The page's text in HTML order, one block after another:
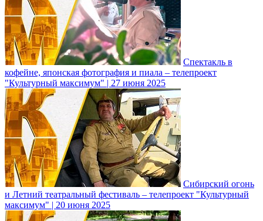
Спектакль в
кофейне, японская фотография и пиала – телепроект
"Культурный максимум" | 27 июня 2025
Сибирский огонь
и Летний театральный фестиваль – телепроект "Культурный
максимум" | 20 июня 2025